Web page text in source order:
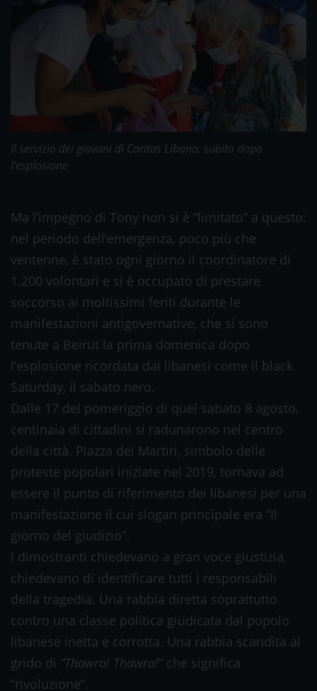
Il servizio dei giovani di Caritas Libano, subito dopo
l’esplosione
Ma l’impegno di Tony non si è “limitato” a questo:
nel periodo dell’emergenza, poco più che
ventenne, è stato ogni giorno il coordinatore di
1.200 volontari e si è occupato di prestare
soccorso ai moltissimi feriti durante le
manifestazioni antigovernative, che si sono
tenute a Beirut la prima domenica dopo
l’esplosione ricordata dai libanesi come il black
Saturday, il sabato nero.
Dalle 17 del pomeriggio di quel sabato 8 agosto,
centinaia di cittadini si radunarono nel centro
della città. Piazza dei Martiri, simbolo delle
proteste popolari iniziate nel 2019, tornava ad
essere il punto di riferimento dei libanesi per una
manifestazione il cui slogan principale era “Il
giorno del giudizio”.
I dimostranti chiedevano a gran voce giustizia,
chiedevano di identificare tutti i responsabili
della tragedia. Una rabbia diretta soprattutto
contro una classe politica giudicata dal popolo
libanese inetta e corrotta. Una rabbia scandita al
grido di “Thawra! Thawra!” che significa
“rivoluzione”.